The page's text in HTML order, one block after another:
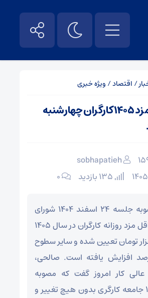
/ اقتصاد/ ویژه خبری
مصوبه دستمزد ۱۴۰۵ کارگران چهارشنبه
sobhapatieh
۰
بر اساس مصوبه جلسه ۲۴ اسفند ۱۴۰۴ شورای
عالی کار، حداقل مزد روزانه کارگران در سال ۱۴۰۵
۵۵۴ هزار تومان تعیین شده و سایر سطوح
۴۵ درصد افزایش یافته است. صالحی،
کار امروز گفت که مصوبه
دستمزد ۱۴۰۵ جامعه کارگری بدون هیچ تغییر و